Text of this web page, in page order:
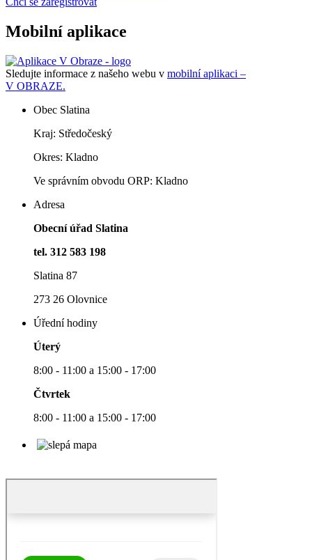
Mobilní aplikace
Sledujte informace z našeho webu v mobilní aplikaci –
V OBRAZE.
Obec Slatina
Kraj: Středočeský
Okres: Kladno
Ve správním obvodu ORP: Kladno
Adresa
Obecní úřad Slatina
tel. 312 583 198
Slatina 87
273 26 Olovnice
Úřední hodiny
Úterý
8:00 - 11:00 a 15:00 - 17:00
Čtvrtek
8:00 - 11:00 a 15:00 - 17:00